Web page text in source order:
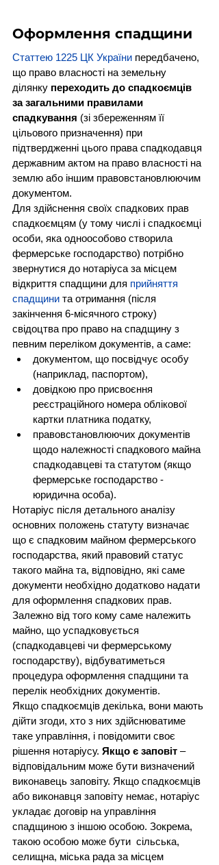
Оформлення спадщини
Статтею 1225 ЦК України передбачено,
що право власності на земельну
ділянку переходить до спадкоємців
за загальними правилами
спадкування (зі збереженням її
цільового призначення) при
підтвердженні цього права спадкодавця
державним актом на право власності на
землю або іншим правовстановлюючим
документом.
Для здійснення своїх спадкових прав
спадкоємцям (у тому числі і спадкоємці
особи, яка одноособово створила
фермерське господарство) потрібно
звернутися до нотаріуса за місцем
відкриття спадщини для прийняття
спадщини та отримання (після
закінчення 6-місячного строку)
свідоцтва про право на спадщину з
певним переліком документів, а саме:
документом, що посвідчує особу
(наприклад, паспортом),
довідкою про присвоєння
реєстраційного номера облікової
картки платника податку,
правовстановлюючих документів
щодо належності спадкового майна
спадкодавцеві та статутом (якщо
фермерське господарство -
юридична особа).
Нотаріус після детального аналізу
основних положень статуту визначає
що є спадковим майном фермерського
господарства, який правовий статус
такого майна та, відповідно, які саме
документи необхідно додатково надати
для оформлення спадкових прав.
Залежно від того кому саме належить
майно, що успадковується
(спадкодавцеві чи фермерському
господарству), відбуватиметься
процедура оформлення спадщини та
перелік необхідних документів.
Якщо спадкоємців декілька, вони мають
дійти згоди, хто з них здійснюватиме
таке управління, і повідомити своє
рішення нотаріусу. Якщо є заповіт –
відповідальним може бути визначений
виконавець заповіту. Якщо спадкоємців
або виконавця заповіту немає, нотаріус
укладає договір на управління
спадщиною з іншою особою. Зокрема,
такою особою може бути  сільська,
селищна, міська рада за місцем